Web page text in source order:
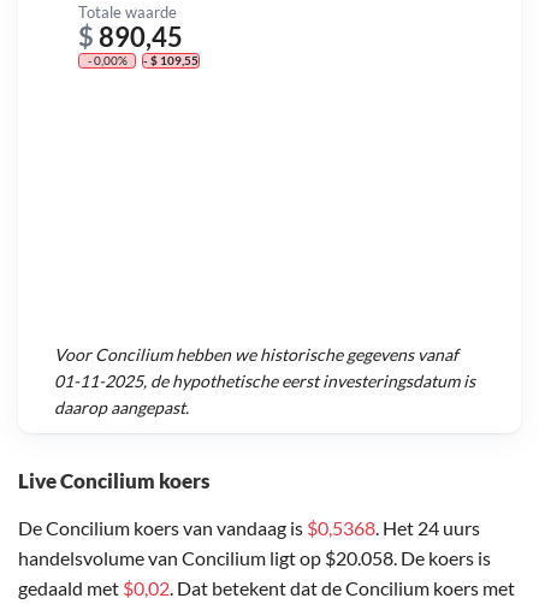
Live Concilium koers
De Concilium koers van vandaag is $0,5368. Het 24 uurs
handelsvolume van Concilium ligt op $20.058. De koers is
gedaald met $0,02. Dat betekent dat de Concilium koers met
Totale waarde
$ 890,45
- 0,00% - $ 109,55
VoorConciliumhebben we historische gegevens vanaf
01-11-2025, de hypothetische eerst investeringsdatum is
daarop aangepast.